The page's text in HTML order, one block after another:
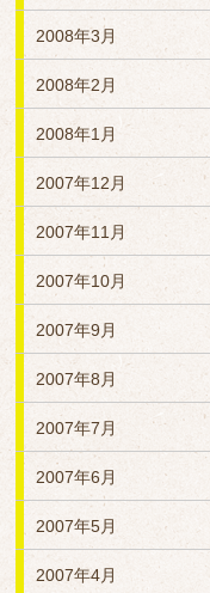
2008年3月
2008年2月
2008年1月
2007年12月
2007年11月
2007年10月
2007年9月
2007年8月
2007年7月
2007年6月
2007年5月
2007年4月